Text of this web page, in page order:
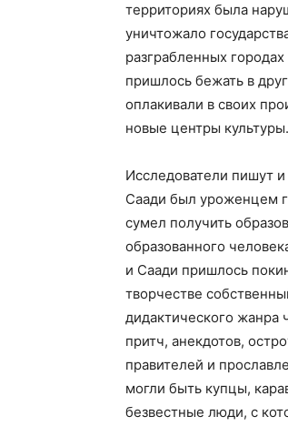
территориях была
уничтожало
разграбленных
пришлось бежать в
оплакивали в своих
новые центры культуры.
Исследователи пишут
Саади был уроженцем
сумел получить
образованного
и Саади пришлось
творчестве
дидактического жанра
притч, анекдотов,
правителей и
могли быть купцы,
безвестные люди, с